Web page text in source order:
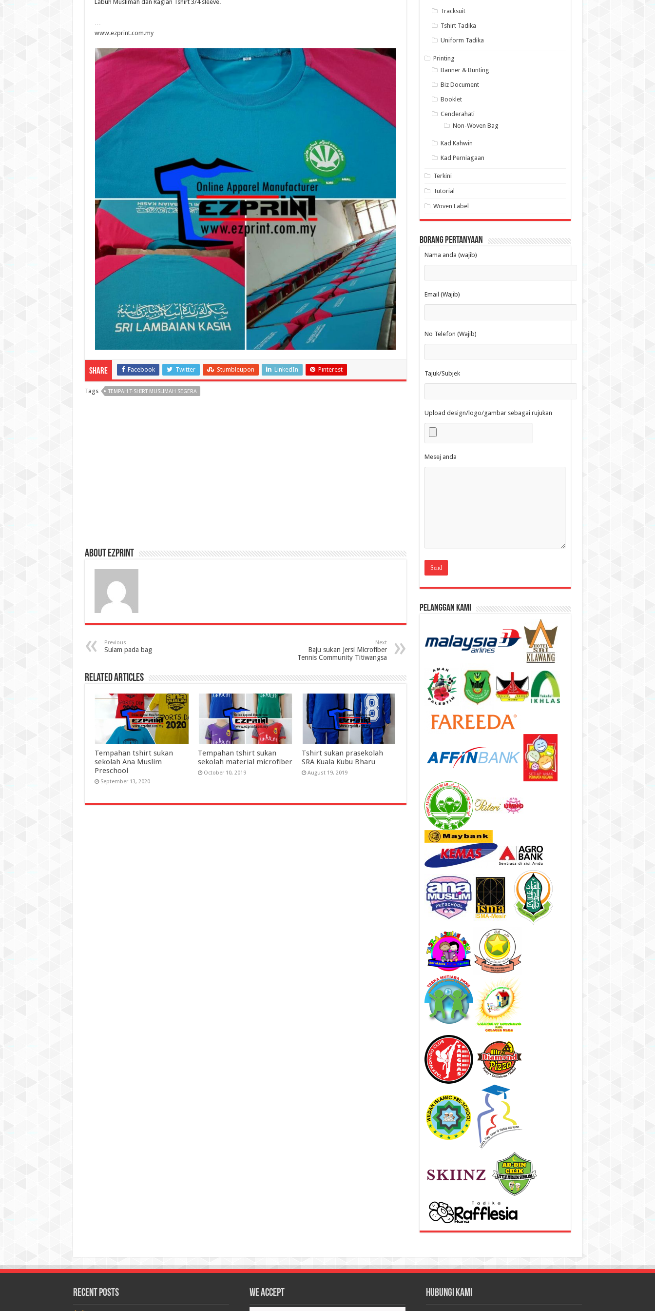
Labuh Muslimah dan Raglan Tshirt 3/4 sleeve.
…
www.ezprint.com.my
Share Facebook Twitter Stumbleupon LinkedIn Pinterest
Tags TEMPAH T-SHIRT MUSLIMAH SEGERA
About Ezprint
Previous
Sulam pada bag
Next
Baju sukan Jersi Microfiber
Tennis Community Titiwangsa
Related Articles
Tempahan tshirt sukan
sekolah Ana Muslim
Preschool
September 13, 2020
Tempahan tshirt sukan
sekolah material microfiber
October 10, 2019
Tshirt sukan prasekolah
SRA Kuala Kubu Bharu
August 19, 2019
Tracksuit
Tshirt Tadika
Uniform Tadika
Printing
Banner & Bunting
Biz Document
Booklet
Cenderahati
Non-Woven Bag
Kad Kahwin
Kad Perniagaan
Terkini
Tutorial
Woven Label
Borang Pertanyaan
Nama anda (wajib)
Email (Wajib)
No Telefon (Wajib)
Tajuk/Subjek
Upload design/logo/gambar sebagai rujukan
Mesej anda
Pelanggan Kami
Recent Posts We accept Hubungi Kami